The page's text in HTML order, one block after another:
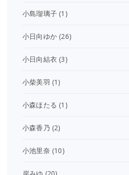
小島瑠璃子 (1)
小日向ゆか (26)
小日向結衣 (3)
小柴美羽 (1)
小森ほたる (1)
小森香乃 (2)
小池里奈 (10)
岸みゆ (20)